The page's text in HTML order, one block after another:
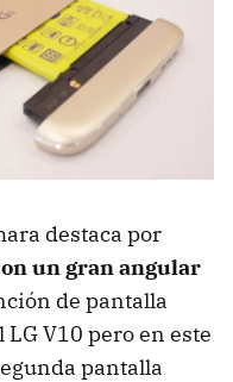
destaca por
un gran angular
de pantalla
V10 pero en este
pantalla